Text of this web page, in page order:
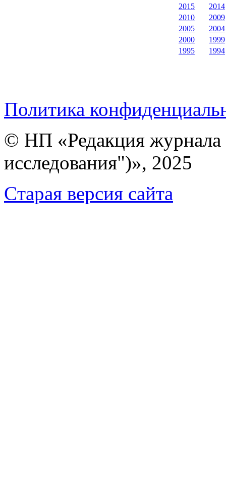
2015
2014
2010
2009
2005
2004
2000
1999
1995
1994
Политика
© НП «Редакция
исследования")», 2025
Cтарая версия сайта